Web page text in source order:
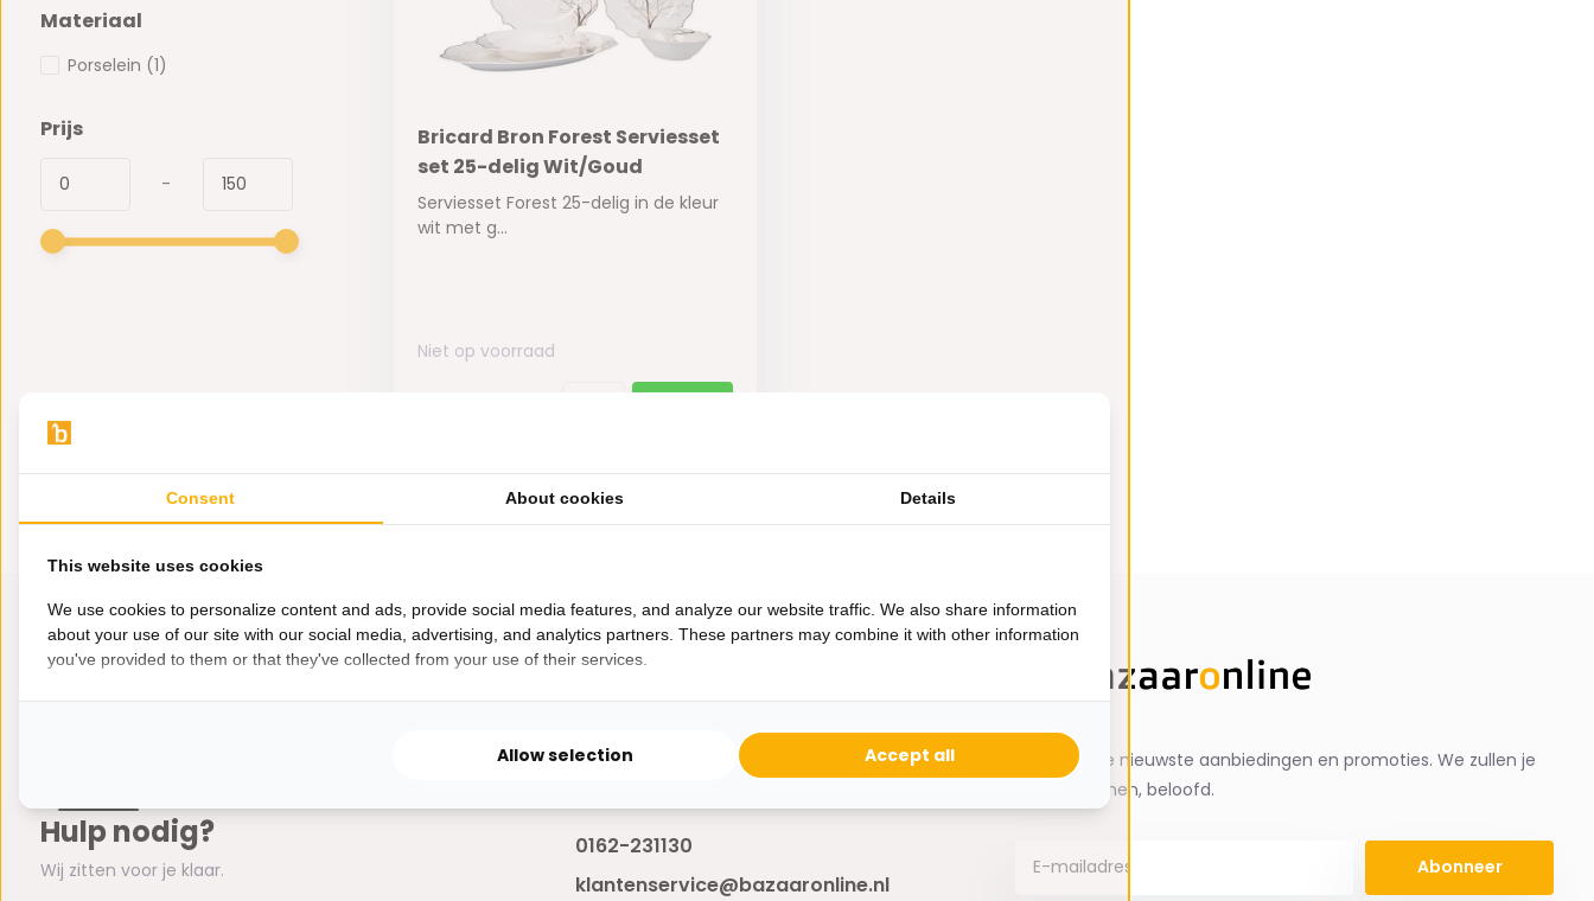
Materiaal
Porselein (1)
Prijs
-
Bricard Bron Forest Serviesset
set 25-delig Wit/Goud
Serviesset Forest 25-delig in de kleur
wit met g...
Niet op voorraad
Hulp nodig?
Wij zitten voor je klaar.
Heb je een vraag?
Bereikbaar van ma - vr 10:00 tot 17:00
0162-231130
klantenservice@bazaaronline.nl
Ontvang de nieuwste aanbiedingen en promoties. We zullen je
niet spammen, beloofd.
Abonneer
Consent About cookies Details
This website uses cookies
We use cookies to personalize content and ads, provide social media features, and analyze our website traffic. We also share information
about your use of our site with our social media, advertising, and analytics partners. These partners may combine it with other information
you've provided to them or that they've collected from your use of their services.
Allow selection Accept all